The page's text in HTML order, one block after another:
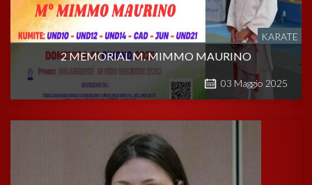
KARATE
2 MEMORIAL M. MIMMO MAURINO
03 Maggio 2025